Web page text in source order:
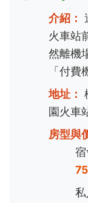
介紹：
火車站
然離機
「付費
地址：
園火車
房型與